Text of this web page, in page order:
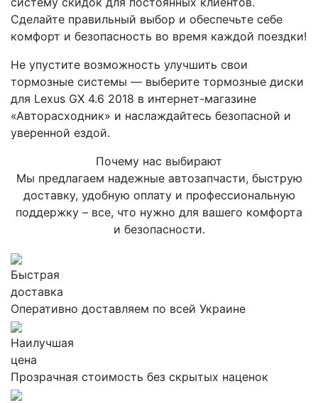
Сделайте правильный выбор и обеспечьте себе
комфорт и безопасность во время каждой поездки!
Не упустите возможность улучшить свои
тормозные системы — выберите тормозные диски
для Lexus GX 4.6 2018 в интернет-магазине
«Авторасходник» и наслаждайтесь безопасной и
уверенной ездой.
Почему нас выбирают
Мы предлагаем надежные автозапчасти, быструю
доставку, удобную оплату и профессиональную
поддержку – все, что нужно для вашего комфорта
и безопасности.
Быстрая
доставка
Оперативно доставляем по всей Украине
Наилучшая
цена
Прозрачная стоимость без скрытых наценок